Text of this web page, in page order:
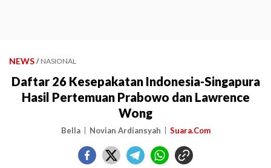
NEWS / NASIONAL
Daftar 26 Kesepakatan Indonesia-Singapura
Hasil Pertemuan Prabowo dan Lawrence
Wong
Bella Novian Ardiansyah Suara.Com